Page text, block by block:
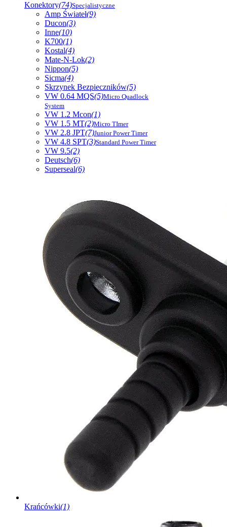
Konektory(74)Specjalistyczne
Amp Świateł(9)
Ducon(3)
Inne(10)
K700(1)
Kostal(4)
Mate-N-Lok(2)
Nippon(5)
Sicma(4)
Skrzynek Bezpieczników(5)
VW 0.64 MQS(5)Micro Quadlock
System
VW 1.2 Mcon(1)
VW 1.5 MT(2)Micro TImer
VW 2.8 JPT(7)Junior Power Timer
VW 4.8 SPT(3)Standard Power Timer
VW 9.5(2)
Deutsch(6)
Superseal(6)
Krańcówki(1)